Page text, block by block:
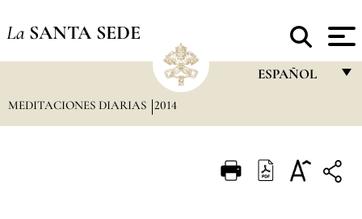
La SANTA SEDE
ESPAÑOL
ITALIANO
MEDITACIONES DIARIAS 2014